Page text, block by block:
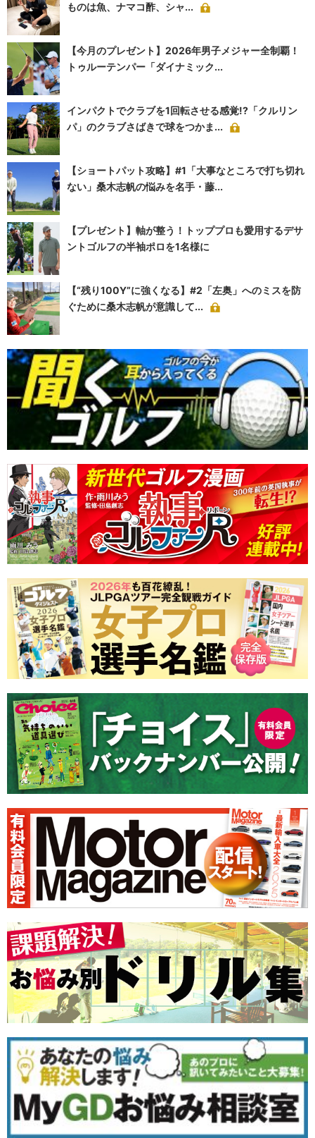
ものは魚、ナマコ酢、シャ...
【今月のプレゼント】2026年男子メジャー全制覇！
トゥルーテンパー「ダイナミック...
インパクトでクラブを1回転させる感覚!?「クルリン
パ」のクラブさばきで球をつかま...
【ショートパット攻略】#1「大事なところで打ち切れ
ない」桑木志帆の悩みを名手・藤...
【プレゼント】軸が整う！トッププロも愛用するデサ
ントゴルフの半袖ポロを1名様に
【“残り100Y”に強くなる】#2「左奥」へのミスを防
ぐために桑木志帆が意識して...